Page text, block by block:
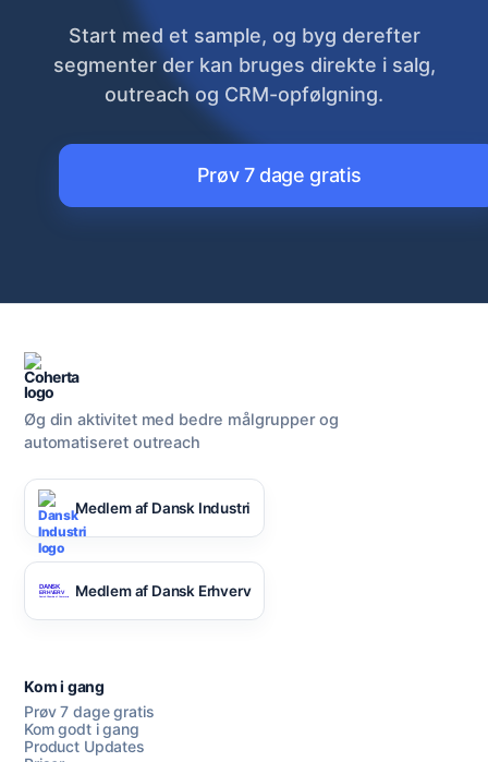
Start med et sample, og byg derefter
segmenter der kan bruges direkte i salg,
outreach og CRM-opfølgning.
Prøv 7 dage gratis
Øg din aktivitet med bedre målgrupper og
automatiseret outreach
Medlem af Dansk Industri
Medlem af Dansk Erhverv
Kom i gang
Prøv 7 dage gratis
Kom godt i gang
Product Updates